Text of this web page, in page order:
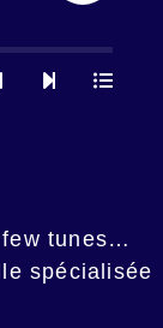
few tunes…
spécialisée